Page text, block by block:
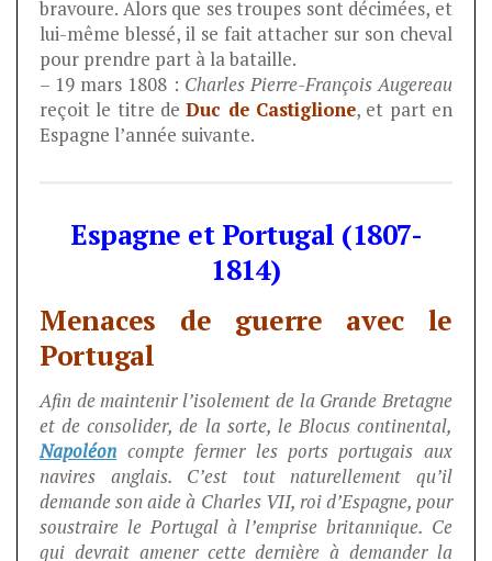
bravoure. Alors que ses troupes sont décimées, et
lui-même blessé, il se fait attacher sur son cheval
pour prendre part à la bataille.
– 19 mars 1808 : Charles Pierre-François Augereau
reçoit le titre deDuc de Castiglione, et part en
Espagne l’année suivante.
Espagne et Portugal (1807-
1814)
Menaces de guerre avec le
Portugal
Afin de maintenir l’isolement de la Grande Bretagne
et de consolider, de la sorte, le Blocus continental,
Napoléon compte fermer les ports portugais aux
navires anglais. C’est tout naturellement qu’il
demande son aide à Charles VII, roi d’Espagne, pour
soustraire le Portugal à l’emprise britannique. Ce
qui devrait amener cette dernière à demander la